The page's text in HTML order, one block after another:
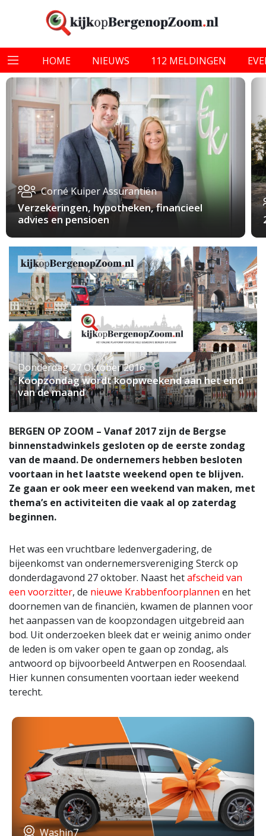
HOME NIEUWS 112 MELDINGEN
Corné Kuiper Assurantiën
Verzekeringen, hypotheken, financieel
advies en pensioen
Donderdag 27 Oktober 2016
Koopzondag wordt koopweekend aan het eind
van de maand
BERGEN OP ZOOM – Vanaf 2017 zijn de Bergse
binnenstadwinkels gesloten op de eerste zondag
van de maand. De ondernemers hebben besloten
voortaan in het laatste weekend open te blijven.
Ze gaan er ook meer een weekend van maken, met
thema’s en activiteiten die vaak al op zaterdag
beginnen.
Het was een vruchtbare ledenvergadering, de
bijeenkomst van ondernemersvereniging Sterck op
donderdagavond 27 oktober. Naast hetafscheid van
een voorzitter, de nieuwe Krabbenfoorplannen en het
doornemen van de financiën, kwamen de plannen voor
het aanpassen van de koopzondagen uitgebreid aan
bod. Uit onderzoeken bleek dat er weinig animo onder
de leden is om vaker open te gaan op zondag, als
antwoord op bijvoorbeeld Antwerpen en Roosendaal.
Hier kunnen consumenten voortaan ieder weekend
terecht.
Washin7